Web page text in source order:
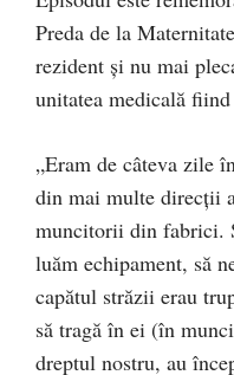
Preda de la
rezident și nu mai
unitatea medicală
„Eram de câteva zile
din mai multe direcții
muncitorii din fabrici.
luăm echipament, să
capătul străzii erau
să tragă în ei (în
dreptul nostru, au